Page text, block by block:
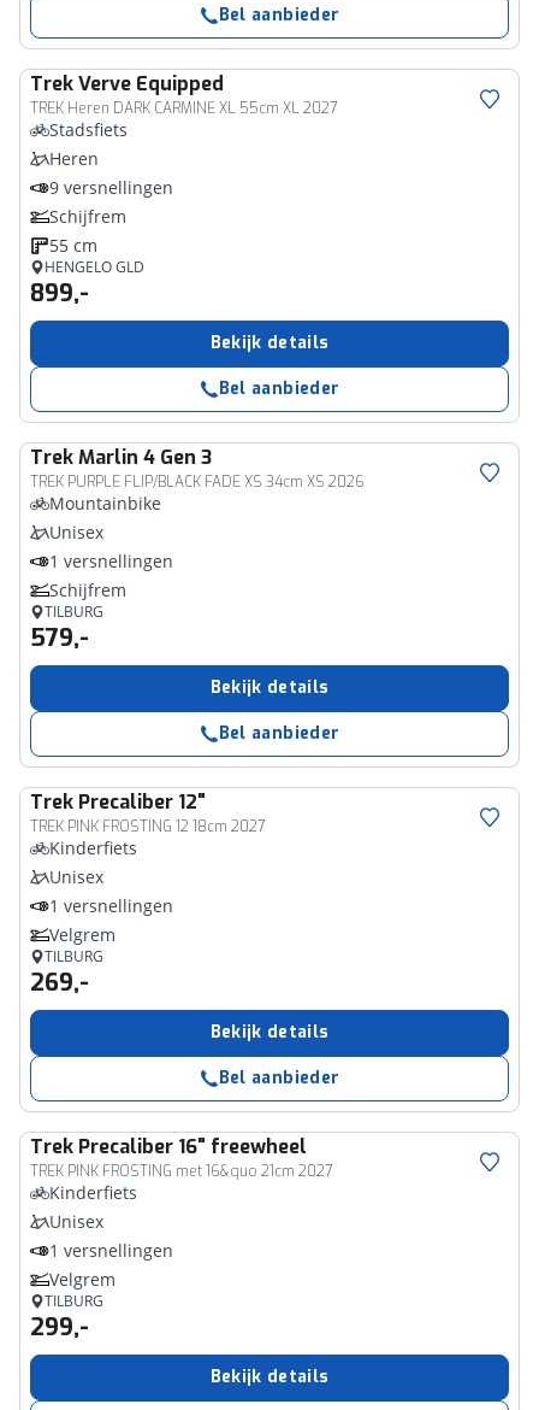
Bel aanbieder
TrekVerve Equipped
TREK Heren DARK CARMINE XL 55cm XL 2027
Stadsfiets
Heren
9 versnellingen
Schijfrem
55 cm
HENGELO GLD
899,-
Bekijk details
Bel aanbieder
TrekMarlin 4 Gen 3
TREK PURPLE FLIP/BLACK FADE XS 34cm XS 2026
Mountainbike
Unisex
1 versnellingen
Schijfrem
TILBURG
579,-
Bekijk details
Bel aanbieder
Trek Precaliber 12"
TREK PINK FROSTING 12 18cm 2027
Kinderfiets
Unisex
1 versnellingen
Velgrem
TILBURG
269,-
Bekijk details
Bel aanbieder
Trek Precaliber 16" freewheel
TREK PINK FROSTING met 16&quo 21cm 2027
Kinderfiets
Unisex
1 versnellingen
Velgrem
TILBURG
299,-
Bekijk details